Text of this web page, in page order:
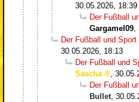
30.05.2026, 18:39
Der Fußball
Gargamel09
Der Fußball und
30.05.2026, 18:13
Der Fußball und
Sascha
Der Fußball
Bullet